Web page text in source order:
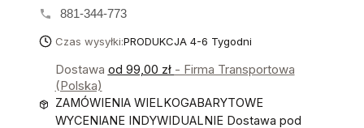
881-344-773
Czas wysyłki:PRODUKCJA 4-6 Tygodni
Dostawa od 99,00 zł - Firma Transportowa
(Polska)
ZAMÓWIENIA WIELKOGABARYTOWE
WYCENIANE INDYWIDUALNIE Dostawa pod